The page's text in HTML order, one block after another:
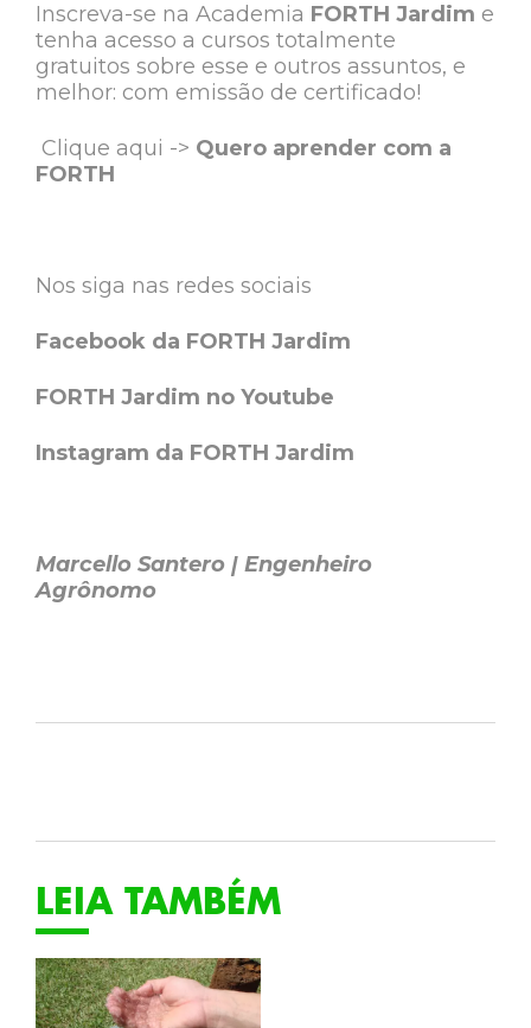
Inscreva-se na Academia FORTH Jardim e
tenha acesso a cursos totalmente
gratuitos sobre esse e outros assuntos, e
melhor: com emissão de certificado!
Clique aqui -> Quero aprender com a
FORTH
Nos siga nas redes sociais
Facebook da FORTH Jardim
FORTH Jardim no Youtube
Instagram da FORTH Jardim
Marcello Santero | Engenheiro
Agrônomo
LEIA TAMBÉM